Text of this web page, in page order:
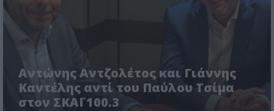
Αντώνης Αντζολέτος και Γιάννης
Καντέλης αντί του Παύλου Τσίμα
στον ΣΚΑΪ 100.3